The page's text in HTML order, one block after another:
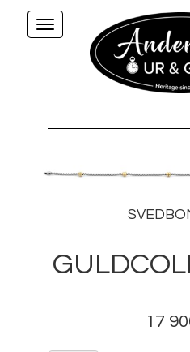
Toggle
navigation
17